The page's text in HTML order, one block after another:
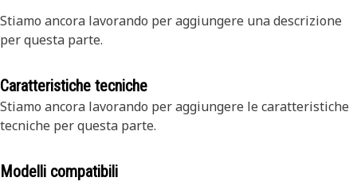
Stiamo ancora lavorando per aggiungere una descrizione
per questa parte.
Caratteristiche tecniche
Stiamo ancora lavorando per aggiungere le caratteristiche
tecniche per questa parte.
Modelli compatibili